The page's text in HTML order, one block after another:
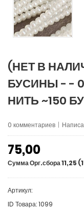
(НЕТ В
БУСИНЫ - -
НИТЬ ~150
0 комментариев |
75,00
Сумма Орг.сбора 11,25
Артикул:
ID Товара: 1099